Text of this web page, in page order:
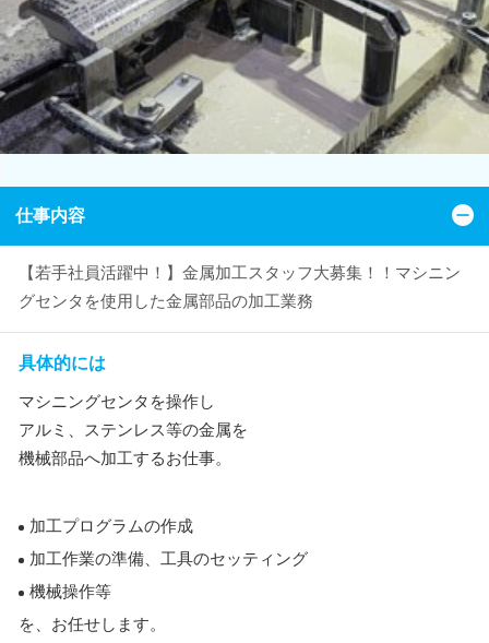
仕事内容
【若手社員活躍中！】金属加工スタッフ大募集！！マシニン
グセンタを使用した金属部品の加工業務
具体的には
マシニングセンタを操作し
アルミ、ステンレス等の金属を
機械部品へ加工するお仕事。
加工プログラムの作成
加工作業の準備、工具のセッティング
機械操作等
を、お任せします。